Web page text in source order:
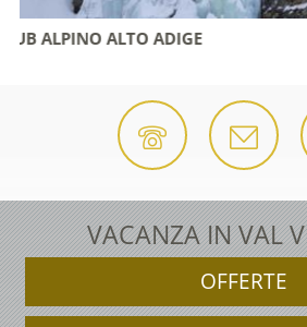
SCUOLA
VACANZA IN VAL
OFFERTE